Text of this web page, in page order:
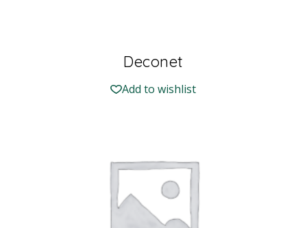
Deconet
Add to wishlist